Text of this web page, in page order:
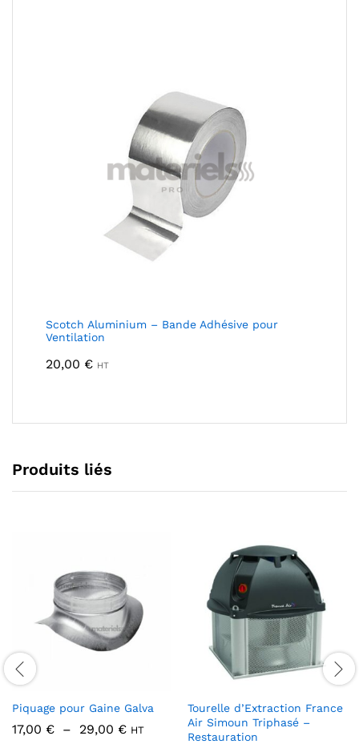
Scotch Aluminium – Bande Adhésive pour
Ventilation
20,00 € HT
Produits liés
Piquage pour Gaine Galva
17,00 € – 29,00 €Plage
HT
Tourelle d’Extraction France
Air Simoun Triphasé –
Restauration